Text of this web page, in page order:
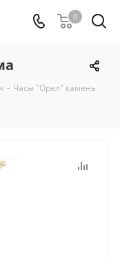
0
- Часы "Орел" камень